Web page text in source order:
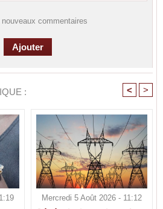
commentaires
: < >
Mercredi 5 Août 2026 - 11:12